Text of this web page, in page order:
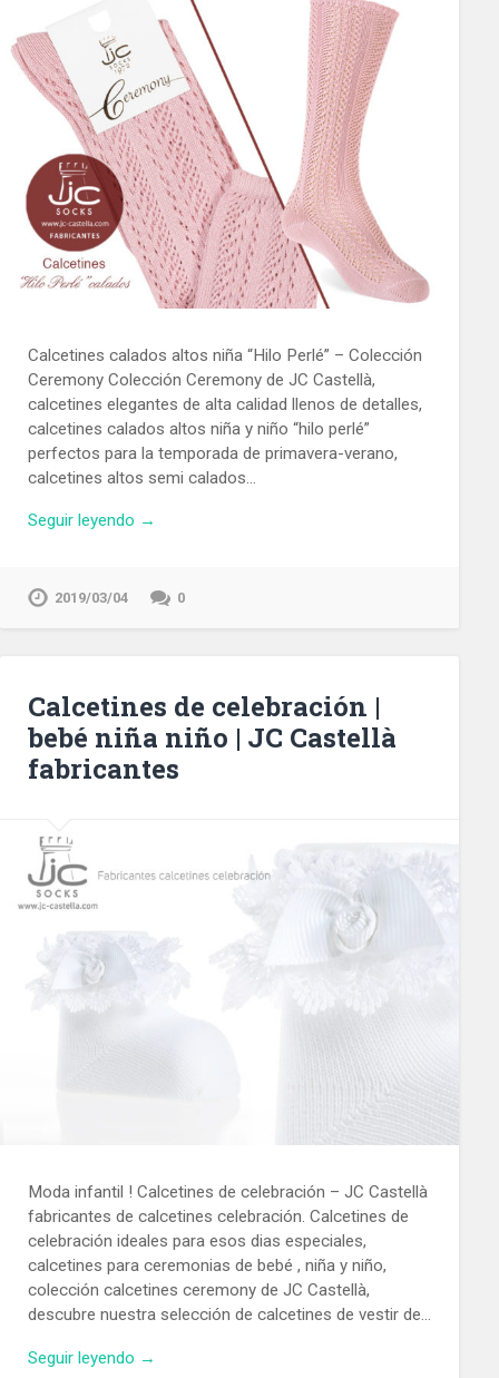
Calcetines calados altos niña “Hilo Perlé” – Colección
Ceremony Colección Ceremony de JC Castellà,
calcetines elegantes de alta calidad llenos de detalles,
calcetines calados altos niña y niño “hilo perlé”
perfectos para la temporada de primavera-verano,
calcetines altos semi calados…
Seguir leyendo →
2019/03/04 0
Calcetines de celebración |
bebé niña niño | JC Castellà
fabricantes
Moda infantil ! Calcetines de celebración – JC Castellà
fabricantes de calcetines celebración. Calcetines de
celebración ideales para esos dias especiales,
calcetines para ceremonias de bebé , niña y niño,
colección calcetines ceremony de JC Castellà,
descubre nuestra selección de calcetines de vestir de…
Seguir leyendo →